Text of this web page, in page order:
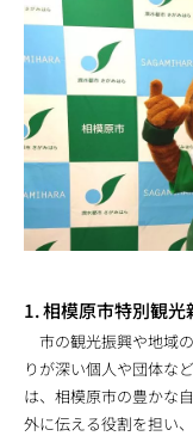
1. 相模原市特別観
市の観光振興や地域
りが深い個人や団体な
は、相模原市の豊かな
外に伝える役割を担い